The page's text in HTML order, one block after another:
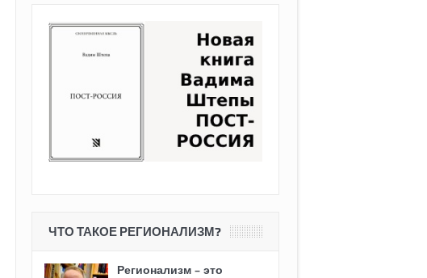
ЧТО ТАКОЕ РЕГИОНАЛИЗМ?
Регионализм – это